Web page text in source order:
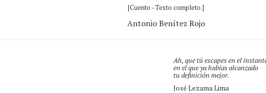
[Cuento - Texto completo.]
Antonio Benítez Rojo
Ah, que tú escapes en el
en el que ya habías alcanzado
tu definición mejor.
José Lezama Lima